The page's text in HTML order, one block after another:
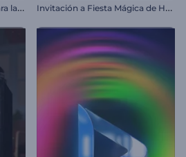
I
ntroducción acogedora para la Nochevieja I
nvitación a Fiesta Mágica de Halloween